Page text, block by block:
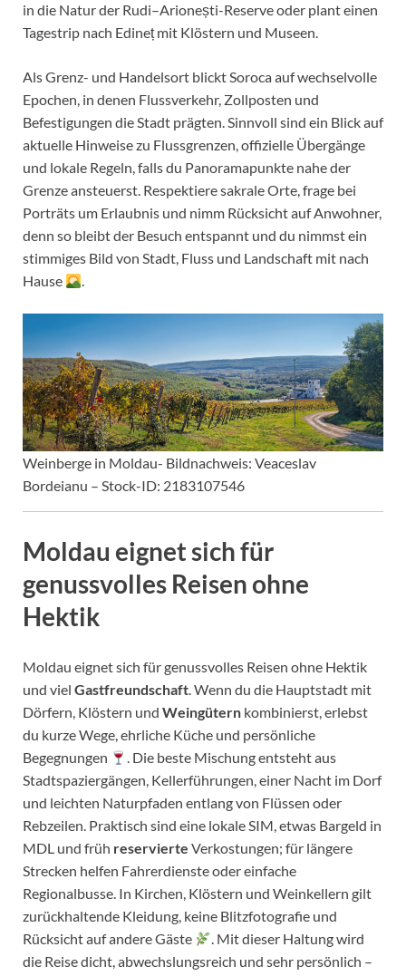
in die Natur der Rudi–Arionești-Reserve oder plant einen
Tagestrip nach Edineț mit Klöstern und Museen.
Als Grenz- und Handelsort blickt Soroca auf wechselvolle
Epochen, in denen Flussverkehr, Zollposten und
Befestigungen die Stadt prägten. Sinnvoll sind ein Blick auf
aktuelle Hinweise zu Flussgrenzen, offizielle Übergänge
und lokale Regeln, falls du Panoramapunkte nahe der
Grenze ansteuerst. Respektiere sakrale Orte, frage bei
Porträts um Erlaubnis und nimm Rücksicht auf Anwohner,
denn so bleibt der Besuch entspannt und du nimmst ein
stimmiges Bild von Stadt, Fluss und Landschaft mit nach
Hause
.
Weinberge in Moldau- Bildnachweis: Veaceslav
Bordeianu – Stock-ID: 2183107546
Moldau eignet sich für
genussvolles Reisen ohne
Hektik
Moldau eignet sich für genussvolles Reisen ohne Hektik
und viel Gastfreundschaft. Wenn du die Hauptstadt mit
Dörfern, Klöstern und Weingütern kombinierst, erlebst
du kurze Wege, ehrliche Küche und persönliche
Begegnungen
. Die beste Mischung entsteht aus
Stadtspaziergängen, Kellerführungen, einer Nacht im Dorf
und leichten Naturpfaden entlang von Flüssen oder
Rebzeilen. Praktisch sind eine lokale SIM, etwas Bargeld in
MDL und früh reservierte Verkostungen; für längere
Strecken helfen Fahrerdienste oder einfache
Regionalbusse. In Kirchen, Klöstern und Weinkellern gilt
zurückhaltende Kleidung, keine Blitzfotografie und
Rücksicht auf andere Gäste
. Mit dieser Haltung wird
die Reise dicht, abwechslungsreich und sehr persönlich –